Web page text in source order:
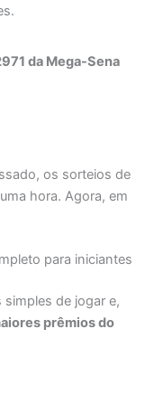
da Mega-Sena
os sorteios de
hora. Agora, em
para iniciantes
simples de jogar e,
prêmios do